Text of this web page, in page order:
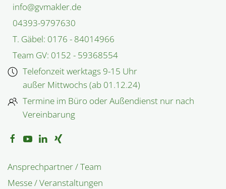
info@gvmakler.de
04393-9797630
T. Gäbel: 0176 - 84014966
Team GV: 0152 - 59368554
Telefonzeit werktags 9-15 Uhr
außer Mittwochs (ab 01.12.24)
Termine im Büro oder Außen­dienst nur nach
Vereinbarung
Ansprechpartner / Team
Messe / Veranstaltungen